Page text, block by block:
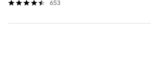
653